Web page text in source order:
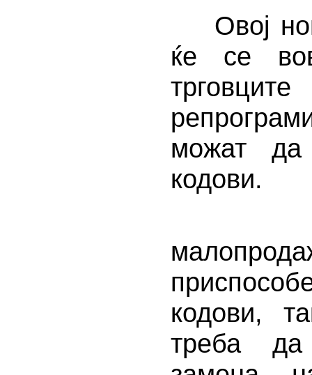
Овој нов
ќе се
можат да
кодови.
кодови,
треба да